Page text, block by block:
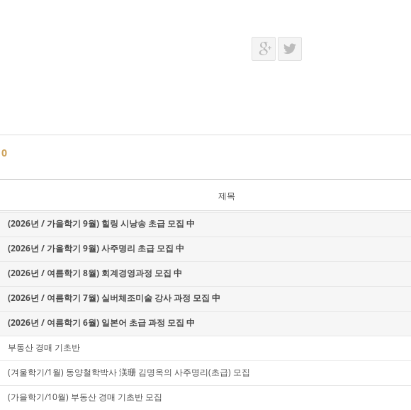
0
제목
(2026년 / 가을학기 9월) 힐링 시낭송 초급 모집 中
(2026년 / 가을학기 9월) 사주명리 초급 모집 中
(2026년 / 여름학기 8월) 회계경영과정 모집 中
(2026년 / 여름학기 7월) 실버체조미술 강사 과정 모집 中
(2026년 / 여름학기 6월) 일본어 초급 과정 모집 中
부동산 경매 기초반
(겨울학기/1월) 동양철학박사 渼珊 김명옥의 사주명리(초급) 모집
(가을학기/10월) 부동산 경매 기초반 모집